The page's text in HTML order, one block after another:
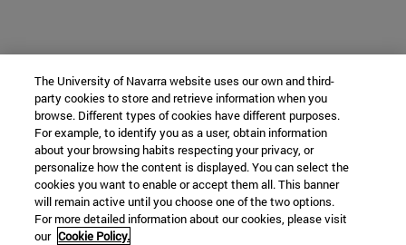
The University of Navarra website uses our own and third-
party cookies to store and retrieve information when you
browse. Different types of cookies have different purposes.
For example, to identify you as a user, obtain information
about your browsing habits respecting your privacy, or
personalize how the content is displayed. You can select the
cookies you want to enable or accept them all. This banner
will remain active until you choose one of the two options.
For more detailed information about our cookies, please visit
our Cookie Policy.